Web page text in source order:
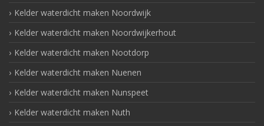
Kelder waterdicht maken Noordwijk
Kelder waterdicht maken Noordwijkerhout
Kelder waterdicht maken Nootdorp
Kelder waterdicht maken Nuenen
Kelder waterdicht maken Nunspeet
Kelder waterdicht maken Nuth